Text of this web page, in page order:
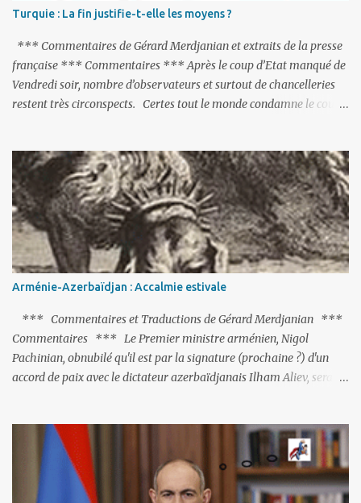
Turquie : La fin justifie-t-elle les moyens ?
*** Commentaires de Gérard Merdjanian et extraits de la presse
française *** Commentaires *** Après le coup d’Etat manqué de
Vendredi soir, nombre d’observateurs et surtout de chancelleries
restent très circonspects. Certes tout le monde condamne le coup
actions menées par le président Erdoğan, et pour certains sur la
réalisation du putsch lui-même.
Arménie-Azerbaïdjan : Accalmie estivale
*** Commentaires et Traductions de Gérard Merdjanian ***
Commentaires *** Le Premier ministre arménien, Nigol
Pachinian, obnubilé qu'il est par la signature (prochaine ?) d'un
accord de paix avec le dictateur azerbaïdjanais Ilham Aliev, serait
C'est hélas fort peu probable ; l'Histoire ou la Littérature ne sont
pas ses points forts, pas plus d'ailleurs que les négociations avec le
tandem turco-azéri. Faisant fi de tout ce qui précède la chute de
l'URSS, il est exclusivement intéressé par ce qu'il nomme «